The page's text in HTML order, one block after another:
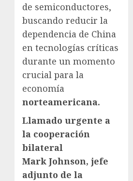
de semiconductores,
buscando reducir la
dependencia de China
en tecnologías críticas
durante un momento
crucial para la
economía
norteamericana.
Llamado urgente a
la cooperación
bilateral
Mark Johnson, jefe
adjunto de la